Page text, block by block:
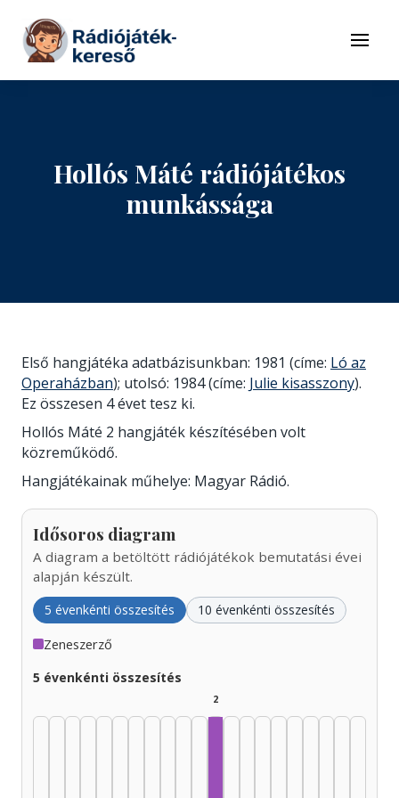
Tovább a tartalomhoz
Menü
Hollós Máté rádiójátékos
munkássága
Első hangjátéka adatbázisunkban: 1981 (címe: Ló az
Operaházban); utolsó: 1984 (címe: Julie kisasszony).
Ez összesen 4 évet tesz ki.
Hollós Máté 2 hangjáték készítésében volt
közreműködő.
Hangjátékainak műhelye: Magyar Rádió.
Idősoros diagram
A diagram a betöltött rádiójátékok bemutatási évei
alapján készült.
5 évenkénti összesítés 10 évenkénti összesítés
Zeneszerző
5 évenkénti összesítés
2